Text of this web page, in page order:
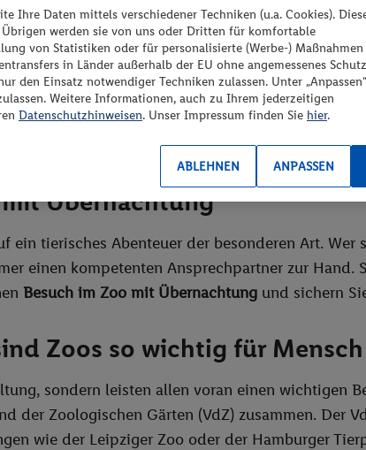
Park!
Übernachtung
tierisches Abenteuer der besonderen Art. Wer
einen kompetenten Ansprechpartner zur
Besuch im Zoo mit Übernachtung und sichern
Zoos so wichtig für
sondern leisten allen voran einen wichtigen
der Zoologischen Gärten (VdZ) zusammen. Der
wie der Leipziger Zoo oder der Hamburger
Ihre Daten mittels verschiedener Techniken (u.a. Cookies).
werden sie von uns oder Dritten für komfortable
von Statistiken oder für personalisierte (Werbe-) Maßnahmen
in Länder außerhalb der EU ohne angemessenes
den Einsatz notwendiger Techniken zulassen. Unter
Weitere Informationen, auch zu Ihrem jederzeitigen
Datenschutzhinweisen. Unser Impressum finden Sie hier.
ANPASSEN
ABLEHNEN